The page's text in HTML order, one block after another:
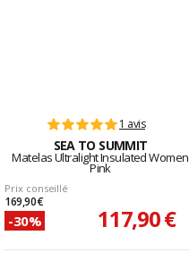
1 avis
SEA TO SUMMIT
Matelas Ultralight Insulated Women
Pink
Prix conseillé
169,90 €
-30% 117,90 €